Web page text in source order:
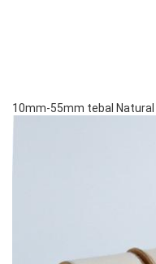
10mm-55mm tebal Natural